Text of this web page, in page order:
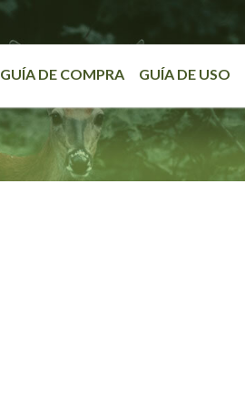
GUÍA DE COMPRA GUÍA DE USO